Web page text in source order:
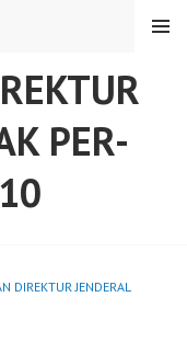
PER-
MENU
DIREKTUR JENDERAL